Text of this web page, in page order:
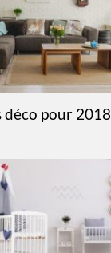
déco pour 2018